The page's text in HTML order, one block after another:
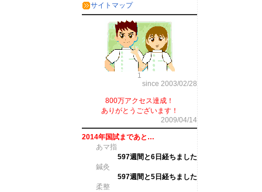
サイトマップ
1
since 2003/02/28
800万アクセス達成！
ありがとうございます！
2009/04/14
2014年国試まであと…
あマ指
597週間と6日経ちました
鍼灸
597週間と5日経ちました
柔整